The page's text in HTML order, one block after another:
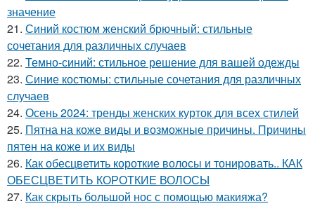
значение
21. Синий костюм женский брючный: стильные
сочетания для различных случаев
22. Темно-синий: стильное решение для вашей одежды
23. Синие костюмы: стильные сочетания для различных
случаев
24. Осень 2024: тренды женских курток для всех стилей
25. Пятна на коже виды и возможные причины. Причины
пятен на коже и их виды
26. Как обесцветить короткие волосы и тонировать.. КАК
ОБЕСЦВЕТИТЬ КОРОТКИЕ ВОЛОСЫ
27. Как скрыть большой нос с помощью макияжа?